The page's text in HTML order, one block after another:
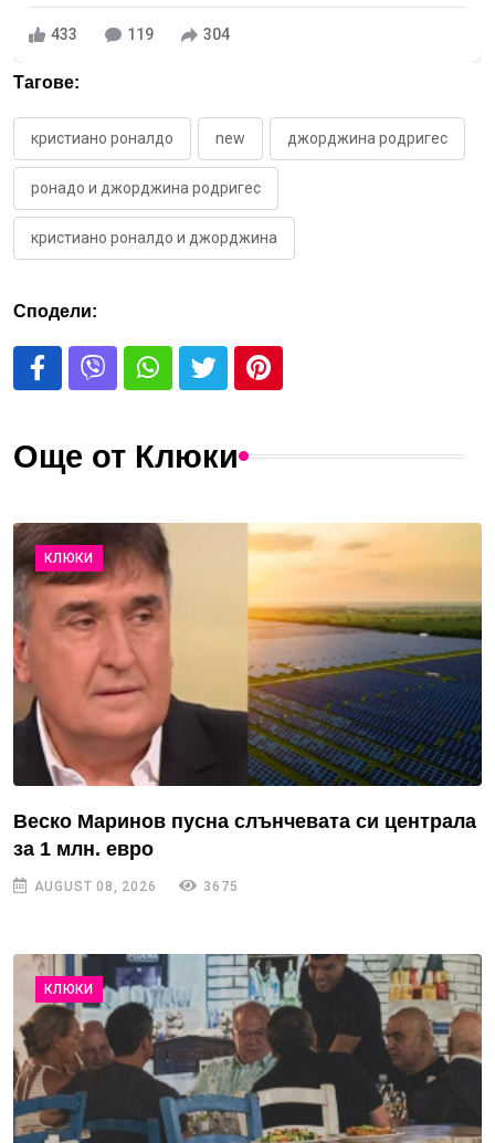
433 119 304
Тагове:
кристиано роналдо new джорджина родригес
ронадо и джорджина родригес
кристиано роналдо и джорджина
Сподели:
Още от Клюки
КЛЮКИ
Веско Маринов пусна слънчевата си централа
за 1 млн. евро
AUGUST 08, 2026 3675
КЛЮКИ